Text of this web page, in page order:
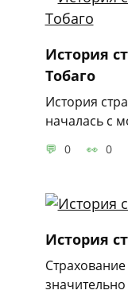
История
Тобаго
История
началась с
0 0
История